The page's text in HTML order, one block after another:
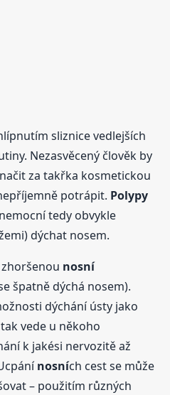
sliznice vedlejších
Nezasvěcený člověk by
za takřka kosmetickou
potrápit. Polypy
tedy obvykle
dýchat nosem.
nosní
špatně dýchá nosem).
dýchání ústy jako
vede u někoho
k jakési nervozitě až
nosních cest se může
– použitím různých